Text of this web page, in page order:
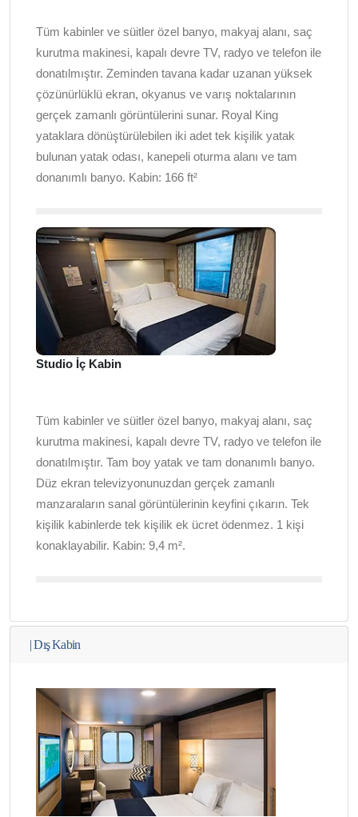
Tüm kabinler ve süitler özel banyo, makyaj alanı, saç
kurutma makinesi, kapalı devre TV, radyo ve telefon ile
donatılmıştır. Zeminden tavana kadar uzanan yüksek
çözünürlüklü ekran, okyanus ve varış noktalarının
gerçek zamanlı görüntülerini sunar. Royal King
yataklara dönüştürülebilen iki adet tek kişilik yatak
bulunan yatak odası, kanepeli oturma alanı ve tam
donanımlı banyo. Kabin: 166 ft²
Studio İç Kabin
Tüm kabinler ve süitler özel banyo, makyaj alanı, saç
kurutma makinesi, kapalı devre TV, radyo ve telefon ile
donatılmıştır. Tam boy yatak ve tam donanımlı banyo.
Düz ekran televizyonunuzdan gerçek zamanlı
manzaraların sanal görüntülerinin keyfini çıkarın. Tek
kişilik kabinlerde tek kişilik ek ücret ödenmez. 1 kişi
konaklayabilir. Kabin: 9,4 m².
|Dış Kabin